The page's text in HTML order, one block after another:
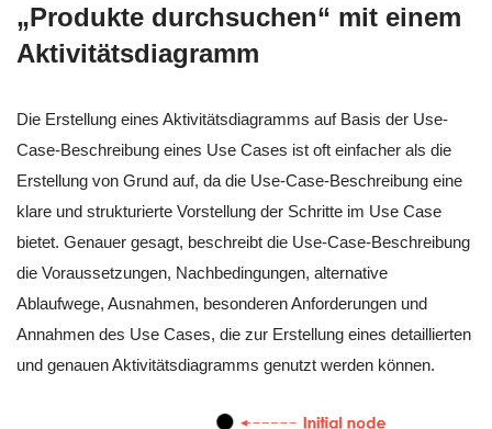
„Produkte durchsuchen“ mit einem
Aktivitätsdiagramm
Die Erstellung eines Aktivitätsdiagramms auf Basis der Use-
Case-Beschreibung eines Use Cases ist oft einfacher als die
Erstellung von Grund auf, da die Use-Case-Beschreibung eine
klare und strukturierte Vorstellung der Schritte im Use Case
bietet. Genauer gesagt, beschreibt die Use-Case-Beschreibung
die Voraussetzungen, Nachbedingungen, alternative
Ablaufwege, Ausnahmen, besonderen Anforderungen und
Annahmen des Use Cases, die zur Erstellung eines detaillierten
und genauen Aktivitätsdiagramms genutzt werden können.